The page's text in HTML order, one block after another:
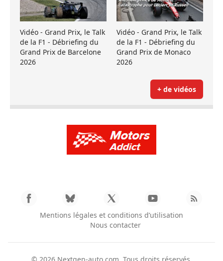
Vidéo - Grand Prix, le Talk
de la F1 - Débriefing du
Grand Prix de Barcelone
2026
Vidéo - Grand Prix, le Talk
de la F1 - Débriefing du
Grand Prix de Monaco
2026
+ de vidéos
Mentions légales et conditions d’utilisation
Nous contacter
© 2026 Nextgen-auto.com . Tous droits réservés.